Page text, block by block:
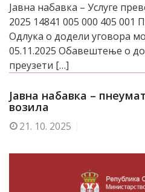
Јавна набавка – Услуге
2025 14841 005 000 405 001
Одлука о додели уговора
05.11.2025 Обавештење о
преузети […]
Јавна набавка –
возила
21. 10. 2025